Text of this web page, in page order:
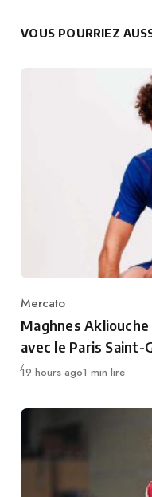
VOUS POURRIEZ
Category
Mercato
Maghnes
avec le Paris Saint-
Publié
19 hours ago1 min lire